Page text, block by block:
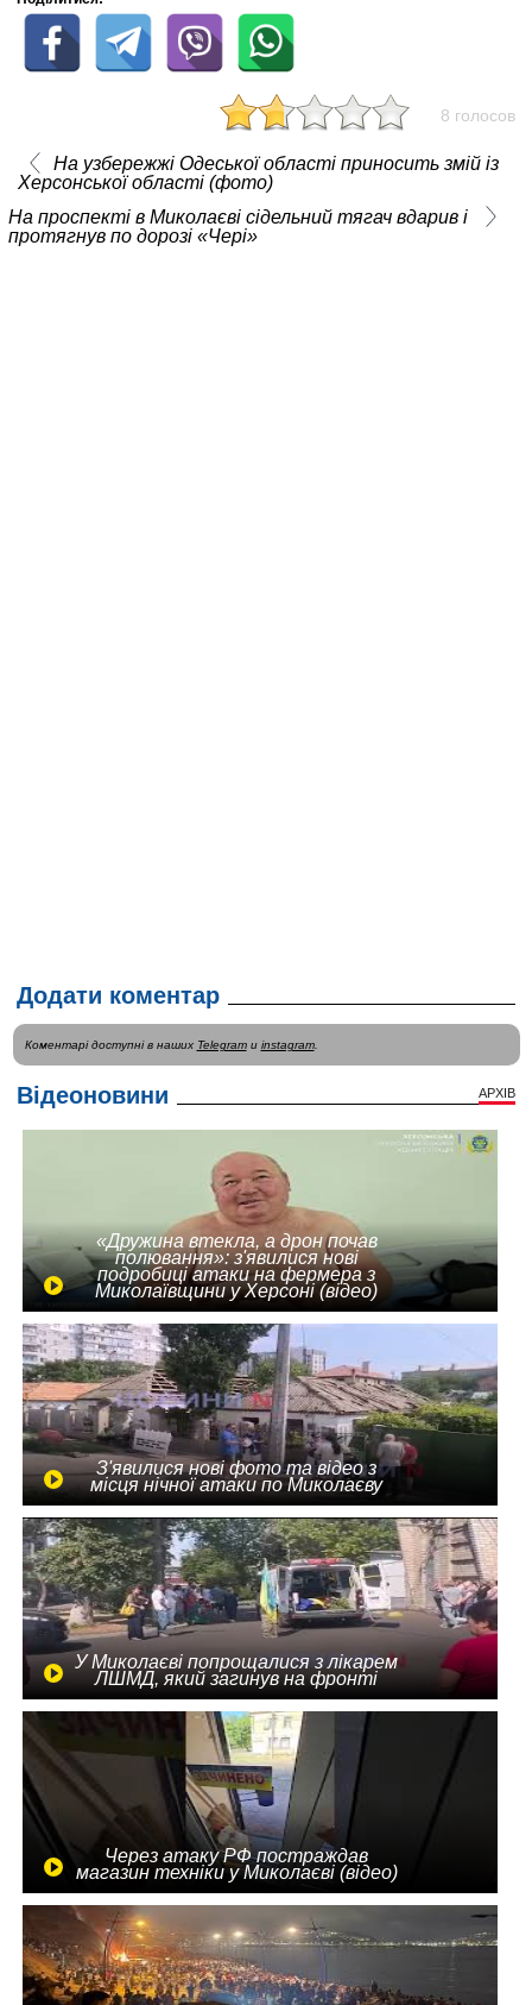
8 голосов
На узбережжі Одеської області приносить змій із
Херсонської області (фото)
На проспекті в Миколаєві сідельний тягач вдарив і
протягнув по дорозі «Чері»
Додати коментар
Коментарі доступні в наших Telegramи instagram.
Відеоновини АРХІВ
«Дружина втекла, а дрон почав
полювання»: з'явилися нові
подробиці атаки на фермера з
Миколаївщини у Херсоні (відео)
З'явилися нові фото та відео з
місця нічної атаки по Миколаєву
У Миколаєві попрощалися з лікарем
ЛШМД, який загинув на фронті
Через атаку РФ постраждав
магазин техніки у Миколаєві (відео)